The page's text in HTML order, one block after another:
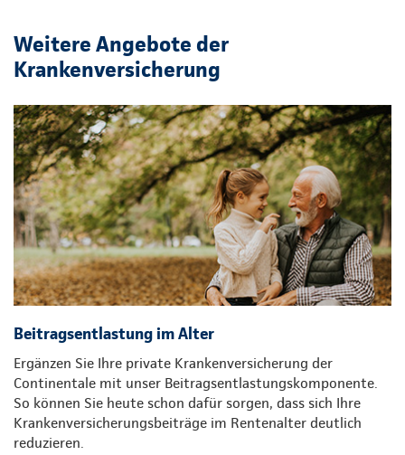
Weitere Angebote der
Krankenversicherung
Beitragsentlastung im Alter
Ergänzen Sie Ihre private Krankenversicherung der
Continentale mit unser Beitragsentlastungskomponente.
So können Sie heute schon dafür sorgen, dass sich Ihre
Krankenversicherungsbeiträge im Rentenalter deutlich
reduzieren.